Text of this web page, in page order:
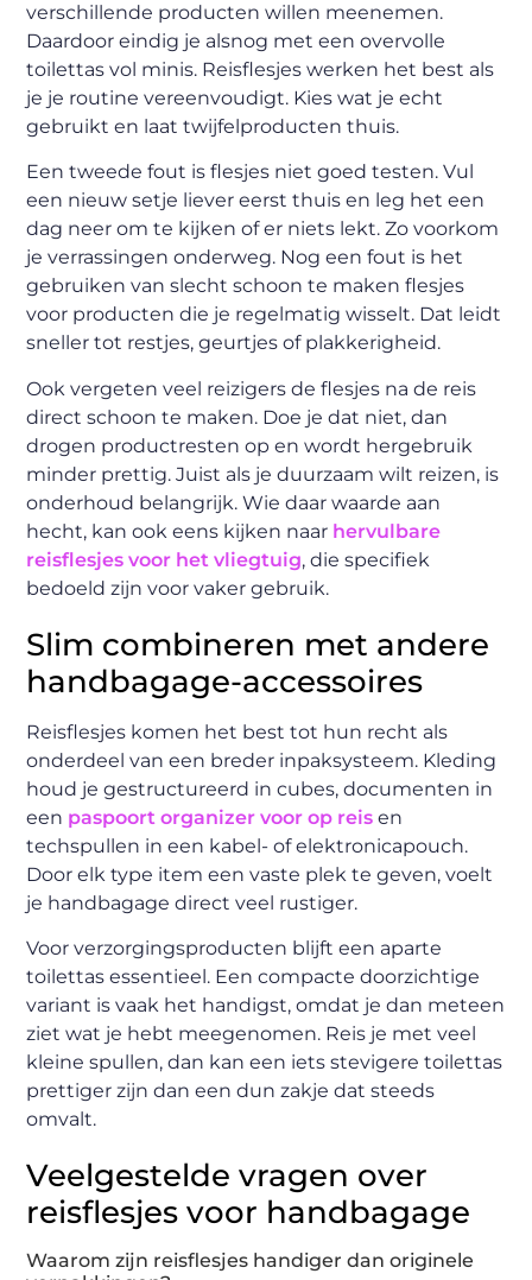
verschillende producten willen meenemen.
Daardoor eindig je alsnog met een overvolle
toilettas vol minis. Reisflesjes werken het best als
je je routine vereenvoudigt. Kies wat je echt
gebruikt en laat twijfelproducten thuis.
Een tweede fout is flesjes niet goed testen. Vul
een nieuw setje liever eerst thuis en leg het een
dag neer om te kijken of er niets lekt. Zo voorkom
je verrassingen onderweg. Nog een fout is het
gebruiken van slecht schoon te maken flesjes
voor producten die je regelmatig wisselt. Dat leidt
sneller tot restjes, geurtjes of plakkerigheid.
Ook vergeten veel reizigers de flesjes na de reis
direct schoon te maken. Doe je dat niet, dan
drogen productresten op en wordt hergebruik
minder prettig. Juist als je duurzaam wilt reizen, is
onderhoud belangrijk. Wie daar waarde aan
hecht, kan ook eens kijken naar hervulbare
reisflesjes voor het vliegtuig, die specifiek
bedoeld zijn voor vaker gebruik.
Slim combineren met andere
handbagage-accessoires
Reisflesjes komen het best tot hun recht als
onderdeel van een breder inpak­systeem. Kleding
houd je gestructureerd in cubes, documenten in
een paspoort organizer voor op reis en
techspullen in een kabel- of elektronicapouch.
Door elk type item een vaste plek te geven, voelt
je handbagage direct veel rustiger.
Voor verzorgingsproducten blijft een aparte
toilettas essentieel. Een compacte doorzichtige
variant is vaak het handigst, omdat je dan meteen
ziet wat je hebt meegenomen. Reis je met veel
kleine spullen, dan kan een iets stevigere toilettas
prettiger zijn dan een dun zakje dat steeds
omvalt.
Veelgestelde vragen over
reisflesjes voor handbagage
Waarom zijn reisflesjes handiger dan originele